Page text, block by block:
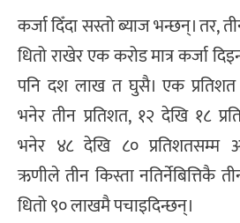
कर्जा दिँदा सस्तो ब्याज भन्छन्। तर,
धितो राखेर एक करोड मात्र कर्जा
पनि दश लाख त घुसै। एक
भनेर तीन प्रतिशत, १२ देखि १८
भनेर ४८ देखि ८० प्रतिशतसम्म
ऋणीले तीन किस्ता नतिर्नेबित्तिकै
धितो ९० लाखमै पचाइदिन्छन्।